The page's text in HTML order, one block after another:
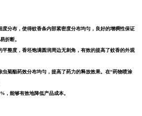
度分布，使得蚊香条内部紧密度分布均匀，良好的增稠性保证
折断。
平整度，香坯饱满圆润周边无刺角，有效的提高了蚊香的外观
虫菊酯药效分布均匀，提高了药力的释放效果。在“药物喷涂
，能够有效地降低产品成本。